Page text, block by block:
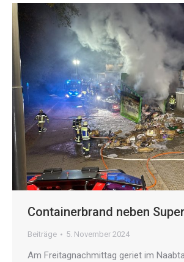
Containerbrand neben
Beiträge 5. November 2024
Am Freitagnachmittag geriet im